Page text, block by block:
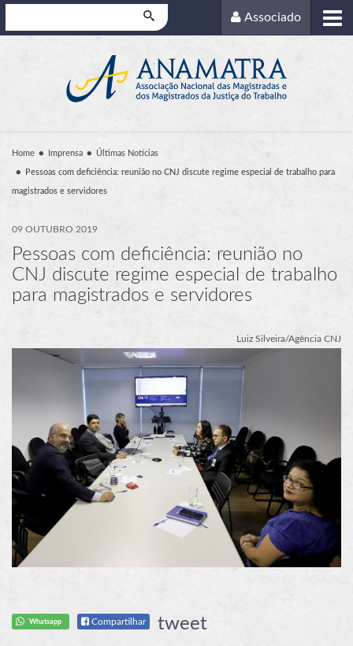
Associado
Home Imprensa Últimas Notícias
Pessoas com deficiência: reunião no CNJ discute regime especial de trabalho para
magistrados e servidores
09 OUTUBRO 2019
Pessoas com deficiência: reunião no
CNJ discute regime especial de trabalho
para magistrados e servidores
Luiz Silveira/Agência CNJ
Whatsapp Compartilhar tweet